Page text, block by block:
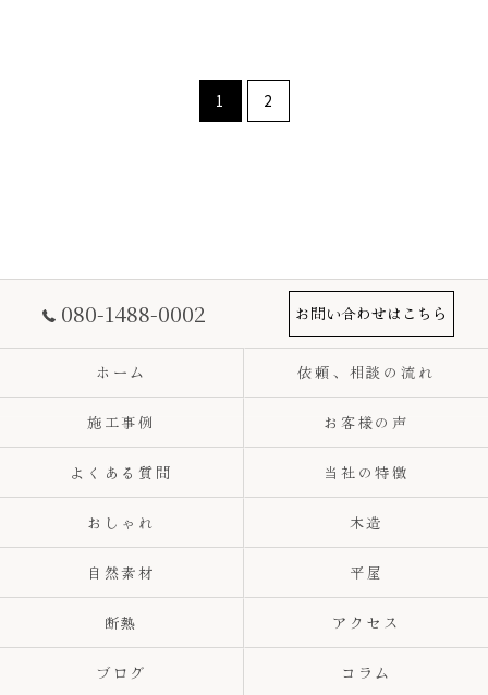
1 2
080-1488-0002 お問い合わせはこちら
ホーム 依頼、相談の流れ
施工事例 お客様の声
よくある質問 当社の特徴
おしゃれ 木造
自然素材 平屋
断熱 アクセス
ブログ コラム